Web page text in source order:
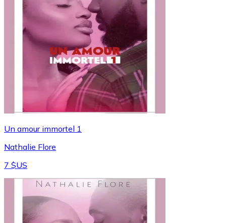
Un amour immortel 1
Nathalie Flore
7 $US